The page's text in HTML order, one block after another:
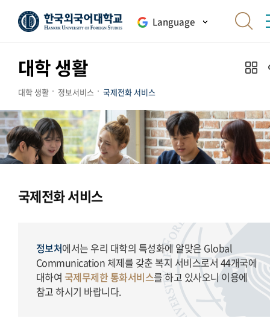
Language
대학 생활
대학 생활 정보서비스 국제전화 서비스
국제전화 서비스
정보처에서는 우리 대학의 특성화에 알맞은 Global
Communication 체제를 갖춘 복지 서비스로서 44개국에
대하여 국제무제한 통화서비스를 하고 있사오니 이용에
참고 하시기 바랍니다.